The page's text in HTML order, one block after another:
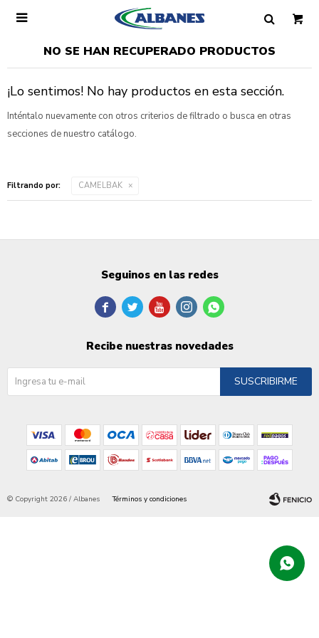

NO SE HAN RECUPERADO PRODUCTOS
¡Lo sentimos! No hay productos en esta sección.
Inténtalo nuevamente con otros criterios de filtrado o busca en otras
secciones de nuestro catálogo.
Filtrando por: CAMELBAK
Seguinos en las redes
    
Recibe nuestras novedades
SUSCRIBIRME
© Copyright 2026 / Albanes Términos y condiciones